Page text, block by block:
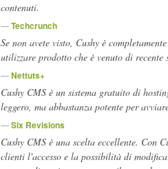
contenuti.
—Techcrunch
Se non avete visto, Cushy è
utilizzare prodotto che è venuto di recente
—Nettuts+
Cushy CMS è un sistema gratuito di
leggero, ma abbastanza potente per
—Six Revisions
Cushy CMS è una scelta eccellente. Con
clienti l'accesso e la possibilità di